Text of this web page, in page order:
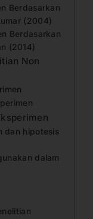
Berdasarkan
(2004)
Berdasarkan
(2014)
Non
dan hipotesis
dalam